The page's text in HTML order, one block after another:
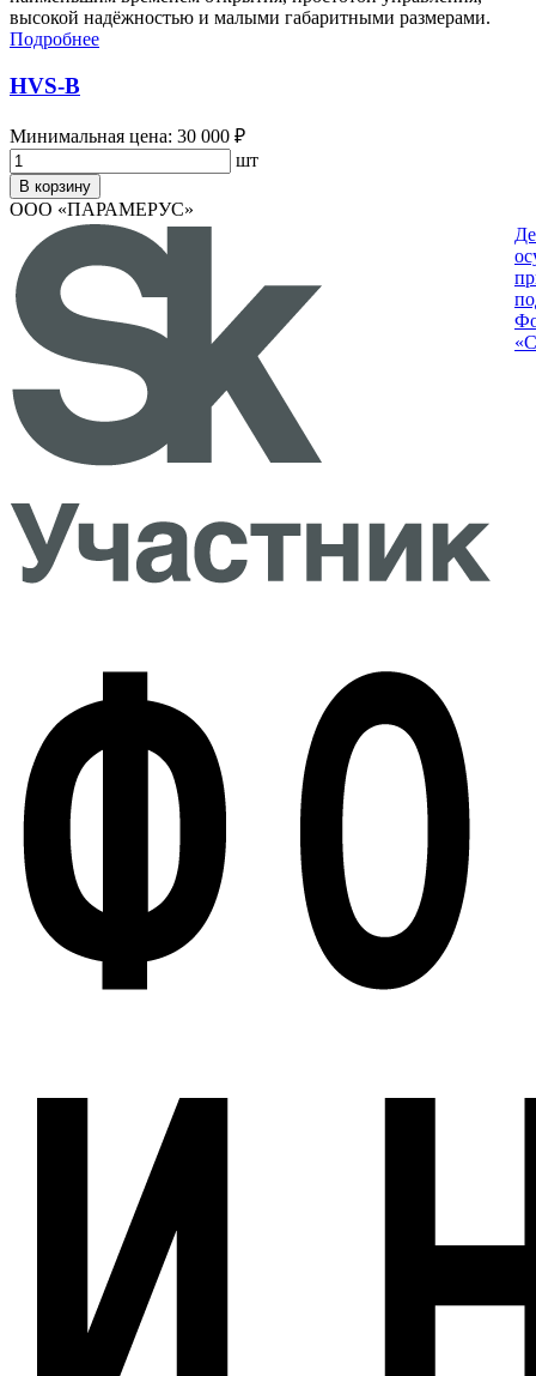
высокой надёжностью и малыми габаритными размерами.
Подробнее
HVS-B
Минимальная цена: 30 000 ₽
шт
В корзину
ООО «ПАРАМЕРУС»